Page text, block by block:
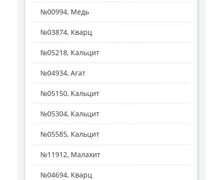
№00994, Медь
№03874, Кварц
№05218, Кальцит
№04934, Агат
№05150, Кальцит
№05304, Кальцит
№05585, Кальцит
№11912, Малахит
№04694, Кварц